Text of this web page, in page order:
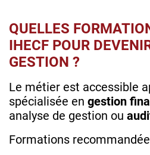
QUELLES
IHECF POUR
GESTION ?
Le métier est accessible
spécialisée en gestion
analyse de gestion ou
Formations